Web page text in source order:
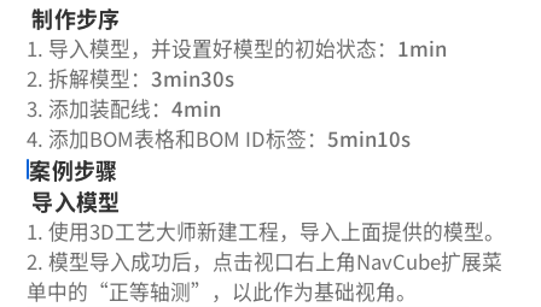
制作步序
1. 导入模型，并设置好模型的初始状态： 1min
2. 拆解模型： 3min30s
3. 添加装配线： 4min
4. 添加BOM表格和BOM ID标签： 5min10s
案例步骤
导入模型
1. 使用3D工艺大师新建工程，导入上面提供的模型。
2. 模型导入成功后，点击视口右上角NavCube扩展菜
单中的“正等轴测”，以此作为基础视角。